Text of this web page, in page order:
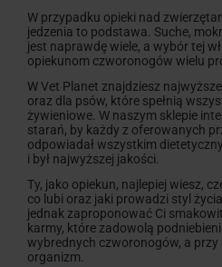
W przypadku opieki nad
jedzenia to podstawa. Suche,
jest naprawdę wiele, a wybór tej
opiekunom czworonogów wielu
W Vet Planet znajdziesz
oraz dla psów, które spełnią
żywieniowe. W naszym sklepie
starań, by każdy z oferowanych
odpowiadał wszystkim
i był najwyższej jakości.
Ty, jako opiekun, najlepiej wiesz,
co lubi oraz jaki prowadzi styl
jednak zaproponować Ci
karmy, które zadowolą
wybrednych czworonogów, a przy
organizm.